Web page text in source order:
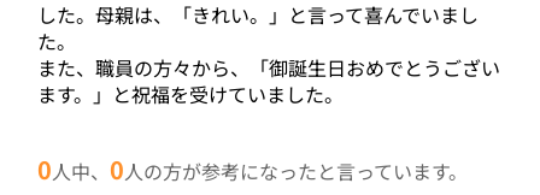
した。母親は、「きれい。」と言って喜んでいまし
た。
また、職員の方々から、「御誕生日おめでとうござい
ます。」と祝福を受けていました。
0人中、0人の方が参考になったと言っています。